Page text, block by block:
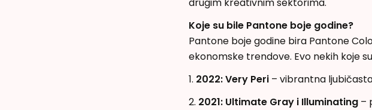
drugim kreativnim sektorima.
Koje su bile Pantone boje godine?
Pantone boje godine bira Pantone
ekonomske trendove. Evo nekih koje
1. 2022: Very Peri– vibrantna
2. 2021: Ultimate Gray i Illuminating–